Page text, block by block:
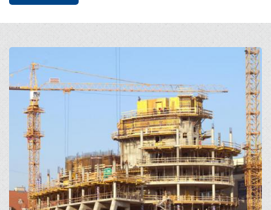
Open